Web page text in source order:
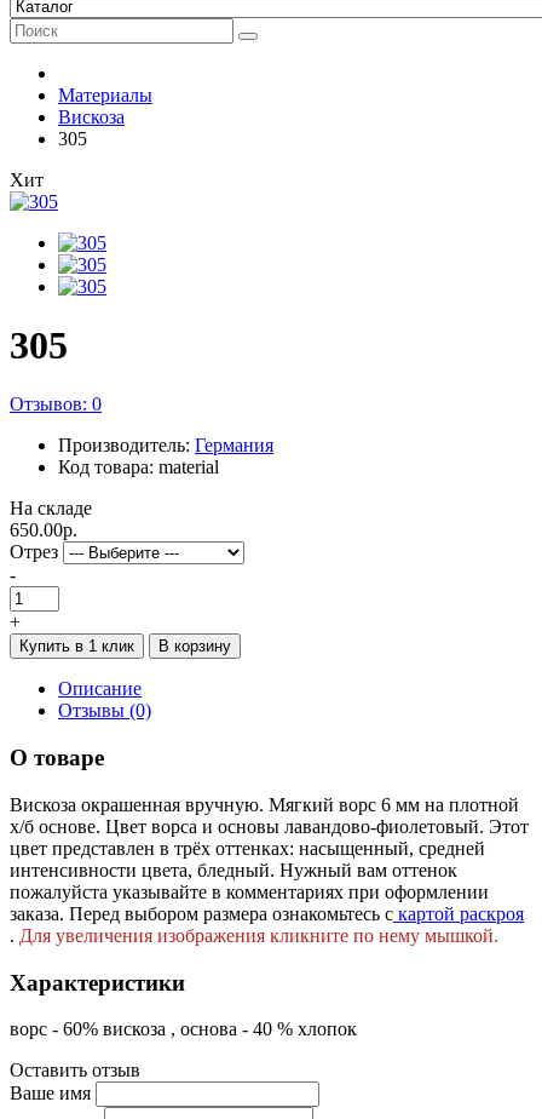
Материалы
Вискоза
305
Хит
305
Отзывов: 0
Производитель: Германия
Код товара: material
На складе
650.00р.
Отрез
-
+
Купить в 1 клик В корзину
Описание
Отзывы (0)
О товаре
Вискоза окрашенная вручную. Мягкий ворс 6 мм на плотной
х/б основе. Цвет ворса и основы лавандово-фиолетовый. Этот
цвет представлен в трёх оттенках: насыщенный, средней
интенсивности цвета, бледный. Нужный вам оттенок
пожалуйста указывайте в комментариях при оформлении
заказа. Перед выбором размера ознакомьтесь с картой раскроя
. Для увеличения изображения кликните по нему мышкой.
Характеристики
ворс - 60% вискоза , основа - 40 % хлопок
Оставить отзыв
Ваше имя